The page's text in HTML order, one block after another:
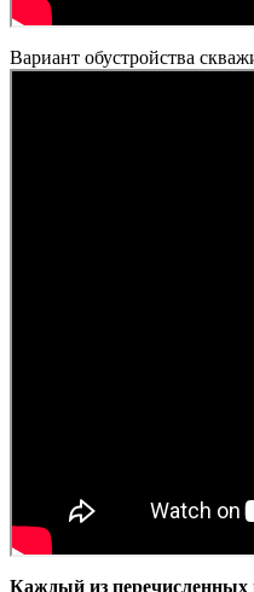
Вариант обустройства
Каждый из перечисленных